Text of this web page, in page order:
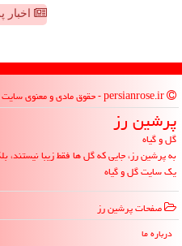
اخبار
پرشین رز
گل و گیاه
به پرشین رز، جایی که گل ها فقط زیبا
یک سایت گل و گیاه
صفحات پرشین رز
درباره ما